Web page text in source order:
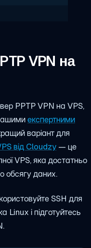
VPN на
PPTP VPN на VPS,
експертними
варіант для
від Cloudzy — це
VPS, яка достатньо
обсягу даних.
SSH для
Linux і підготуйтесь